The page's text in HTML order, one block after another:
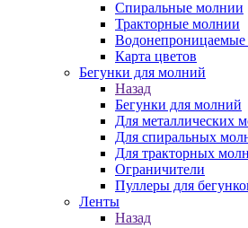
Спиральные молнии
Тракторные молнии
Карта цветов
Бегунки для молний
Назад
Бегунки для молний
Для металлических
Для спиральных
Для тракторных
Ограничители
Пуллеры для
Ленты
Назад